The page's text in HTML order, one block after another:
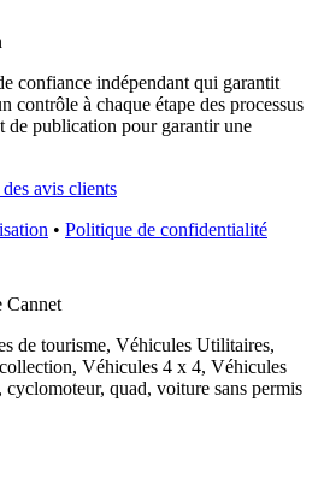
confiance indépendant qui garantit
contrôle à chaque étape des processus
de publication pour garantir une
avis clients
• Politique de confidentialité
Cannet
de tourisme, Véhicules Utilitaires,
Véhicules 4 x 4, Véhicules
quad, voiture sans permis